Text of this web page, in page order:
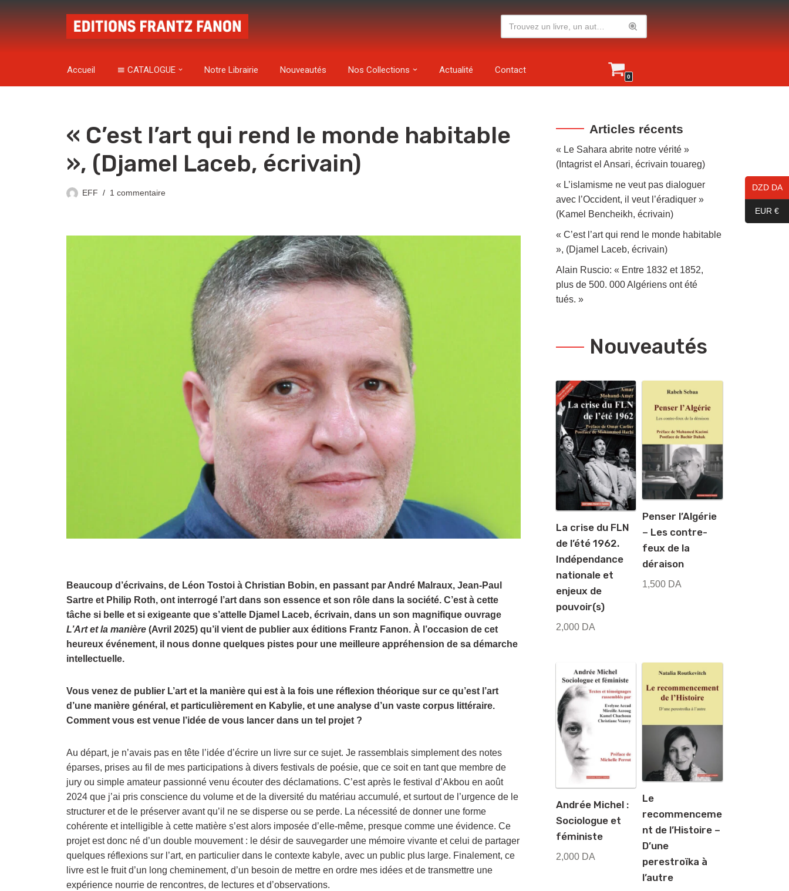
Accueil CATALOGUE Notre Librairie Nouveautés Nos Collections Actualité Contact
0
« C’est l’art qui rend le monde habitable
», (Djamel Laceb, écrivain)
EFF 1 commentaire
Beaucoup d’écrivains, de Léon Tostoi à Christian Bobin, en passant par André Malraux, Jean-Paul
Sartre et Philip Roth, ont interrogé l’art dans son essence et son rôle dans la société. C’est à cette
tâche si belle et si exigeante que s’attelle Djamel Laceb, écrivain, dans un son magnifique ouvrage
L’Art et la manière(Avril 2025) qu’il vient de publier aux éditions Frantz Fanon. À l’occasion de cet
heureux événement, il nous donne quelques pistes pour une meilleure appréhension de sa démarche
intellectuelle.
Vous venez de publier L’art et la manière qui est à la fois une réflexion théorique sur ce qu’est l’art
d’une manière général, et particulièrement en Kabylie, et une analyse d’un vaste corpus littéraire.
Comment vous est venue l’idée de vous lancer dans un tel projet ?
Au départ, je n’avais pas en tête l’idée d’écrire un livre sur ce sujet. Je rassemblais simplement des notes
éparses, prises au fil de mes participations à divers festivals de poésie, que ce soit en tant que membre de
jury ou simple amateur passionné venu écouter des déclamations. C’est après le festival d’Akbou en août
2024 que j’ai pris conscience du volume et de la diversité du matériau accumulé, et surtout de l’urgence de le
structurer et de le préserver avant qu’il ne se disperse ou se perde. La nécessité de donner une forme
cohérente et intelligible à cette matière s’est alors imposée d’elle-même, presque comme une évidence. Ce
projet est donc né d’un double mouvement : le désir de sauvegarder une mémoire vivante et celui de partager
quelques réflexions sur l’art, en particulier dans le contexte kabyle, avec un public plus large. Finalement, ce
livre est le fruit d’un long cheminement, d’un besoin de mettre en ordre mes idées et de transmettre une
expérience nourrie de rencontres, de lectures et d’observations.
Articles récents
« Le Sahara abrite notre vérité »
(Intagrist el Ansari, écrivain touareg)
« L’islamisme ne veut pas dialoguer
avec l’Occident, il veut l’éradiquer »
(Kamel Bencheikh, écrivain)
« C’est l’art qui rend le monde habitable
», (Djamel Laceb, écrivain)
Alain Ruscio: « Entre 1832 et 1852,
plus de 500. 000 Algériens ont été
tués. »
Nouveautés
La crise du FLN
de l’été 1962.
Indépendance
nationale et
enjeux de
pouvoir(s)
2,000 DA
Penser l’Algérie
– Les contre-
feux de la
déraison
1,500 DA
Andrée Michel :
Sociologue et
féministe
2,000 DA
Le
recommenceme
nt de l’Histoire –
D’une
perestroïka à
l’autre
DZD DA
EUR €